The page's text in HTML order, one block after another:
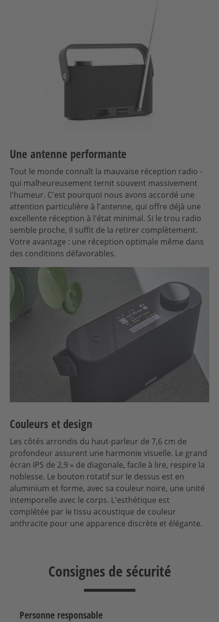
Une antenne performante
Tout le monde connaît la mauvaise réception radio -
qui malheureusement ternit souvent massivement
l'humeur. C'est pourquoi nous avons accordé une
attention particulière à l'antenne, qui offre déjà une
excellente réception à l'état minimal. Si le trou radio
semble proche, il suffit de la retirer complètement.
Votre avantage : une réception optimale même dans
des conditions défavorables.
Couleurs et design
Les côtés arrondis du haut-parleur de 7,6 cm de
profondeur assurent une harmonie visuelle. Le grand
écran IPS de 2,9 » de diagonale, facile à lire, respire la
noblesse. Le bouton rotatif sur le dessus est en
aluminium et forme, avec sa couleur noire, une unité
intemporelle avec le corps. L'esthétique est
complétée par le tissu acoustique de couleur
anthracite pour une apparence discrète et élégante.
Consignes de sécurité
Personne responsable